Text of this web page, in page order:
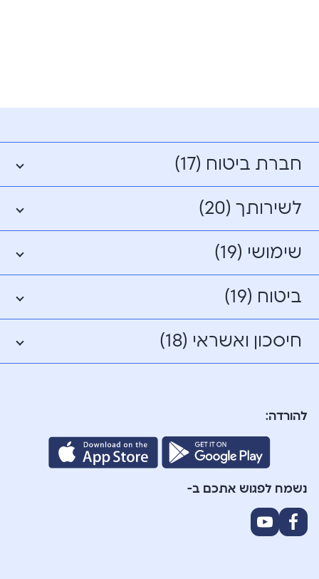
חברת ביטוח (17)
לשירותך (20)
שימושי (19)
ביטוח (19)
חיסכון ואשראי (18)
להורדה:
נשמח לפגוש אתכם ב-